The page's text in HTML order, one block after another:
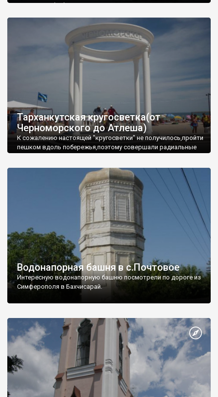
запрошую відвідати це
Тарханкутская кругосветка(от
Черноморского до Атлеша)
К сожалению настоящей "кругосветки" не получилось,пройти
пешком вдоль побережья,поэтому совершали радиальные
Водонапорная башня в с.Почтовое
Интересную водонапорную башню посмотрели по дороге из
Симферополя в Бахчисарай.